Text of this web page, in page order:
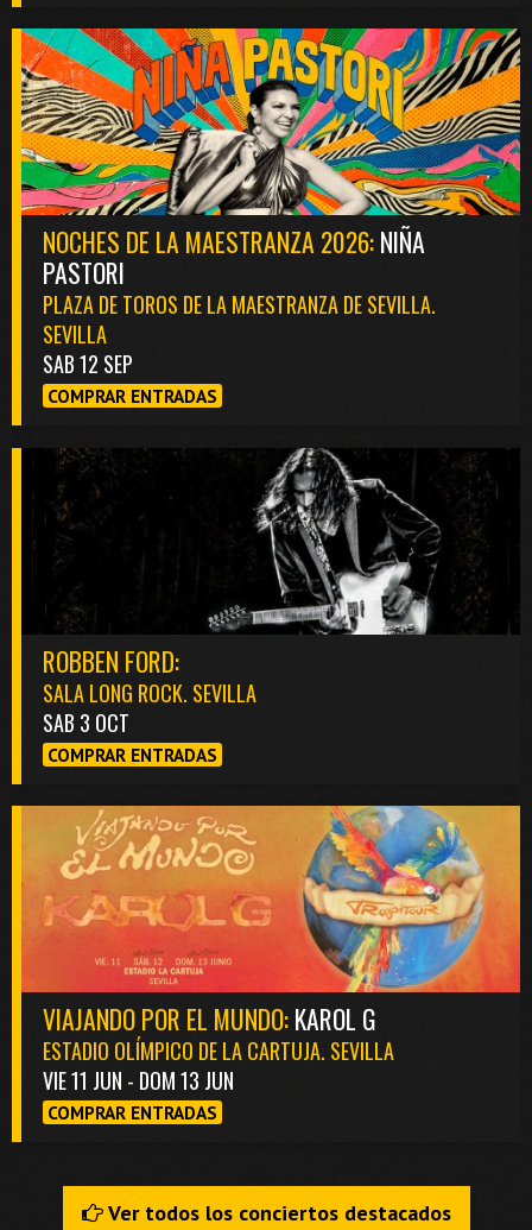
NOCHES DE LA MAESTRANZA 2026:NIÑA
PASTORI
PLAZA DE TOROS DE LA MAESTRANZA DE SEVILLA.
SEVILLA
SAB 12 SEP
COMPRAR ENTRADAS
ROBBEN FORD:
SALA LONG ROCK. SEVILLA
SAB 3 OCT
COMPRAR ENTRADAS
VIAJANDO POR EL MUNDO:KAROL G
ESTADIO OLÍMPICO DE LA CARTUJA. SEVILLA
VIE 11 JUN - DOM 13 JUN
COMPRAR ENTRADAS
Ver todos los conciertos destacados